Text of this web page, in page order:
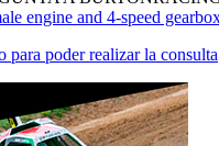
para poder realizar la consulta